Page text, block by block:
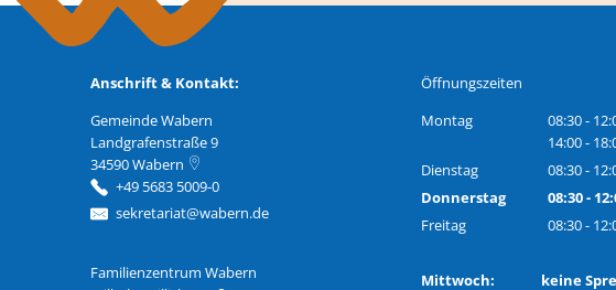
Anschrift & Kontakt:
Gemeinde Wabern
Landgrafenstraße 9
34590Wabern
+49 5683 5009-0
sekretariat@wabern.de
Familienzentrum Wabern
Familienzentrum Wabern
Öffnungszeiten
Montag
08:30-
Von 08:30
14:00-
Von 14:00
Dienstag 08:30-
Von 08:30
Donnerstag 08:30-
Von 08:30
Freitag 08:30-
Mittwoch: keine